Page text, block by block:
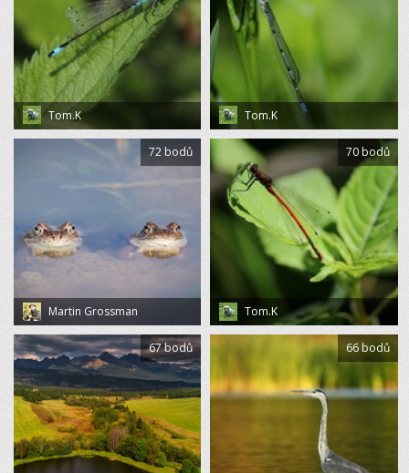
Tom.K Tom.K
Martin Grossman
72 bodů
Tom.K
70 bodů
67 bodů 66 bodů